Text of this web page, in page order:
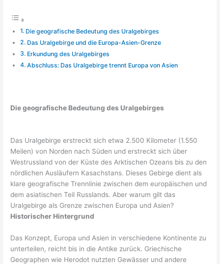
Die geografische Bedeutung des Uralgebirges
Das Uralgebirge und die Europa-Asien-Grenze
Erkundung des Uralgebirges
Abschluss: Das Uralgebirge trennt Europa von Asien
Die geografische Bedeutung des Uralgebirges
Das Uralgebirge erstreckt sich etwa 2.500 Kilometer (1.550
Meilen) von Norden nach Süden und erstreckt sich über
Westrussland von der Küste des Arktischen Ozeans bis zu den
nördlichen Ausläufern Kasachstans. Dieses Gebirge dient als
klare geografische Trennlinie zwischen dem europäischen und
dem asiatischen Teil Russlands. Aber warum gilt das
Uralgebirge als Grenze zwischen Europa und Asien?
Historischer Hintergrund
Das Konzept, Europa und Asien in verschiedene Kontinente zu
unterteilen, reicht bis in die Antike zurück. Griechische
Geographen wie Herodot nutzten Gewässer und andere